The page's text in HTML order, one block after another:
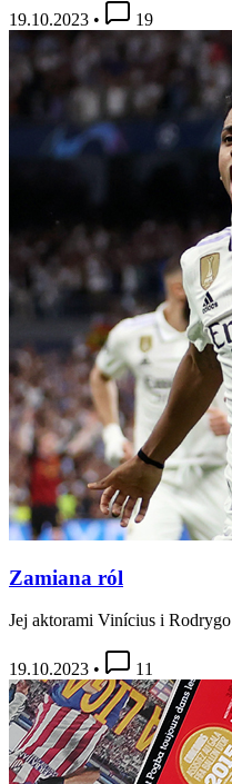
19.10.2023 • 19
Zamiana ról
Jej aktorami Vinícius i Rodrygo
19.10.2023 • 11